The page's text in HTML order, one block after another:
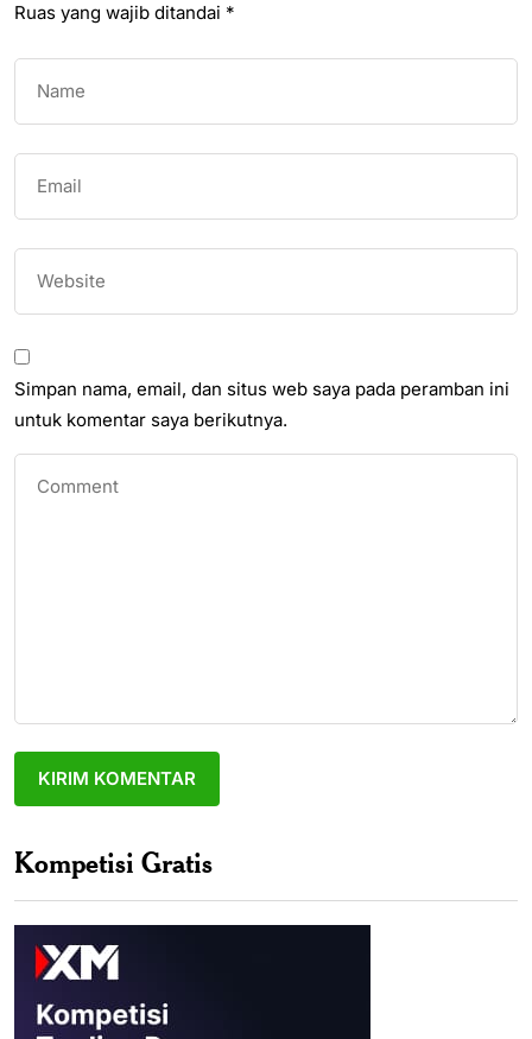
Ruas yang wajib ditandai *
Simpan nama, email, dan situs web saya pada peramban ini
untuk komentar saya berikutnya.
Kompetisi Gratis